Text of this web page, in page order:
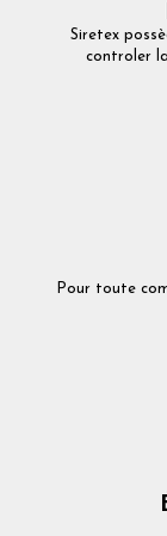
Siretex
controler
Pour toute